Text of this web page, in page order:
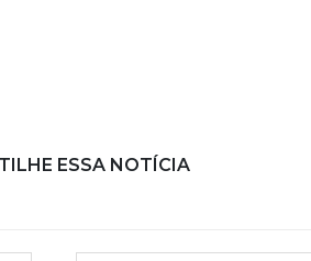
ESSA NOTÍCIA